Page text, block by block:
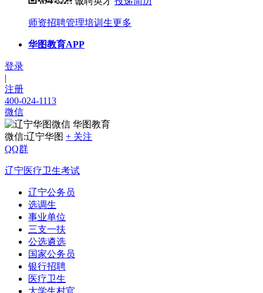
师资招聘管理培训生更多
华图教育APP
登录
|
注册
400-024-1113
微信
华图教育
微信:辽宁华图 + 关注
QQ群
辽宁医疗卫生考试
辽宁公务员
选调生
事业单位
三支一扶
公选遴选
国家公务员
银行招聘
医疗卫生
大学生村官